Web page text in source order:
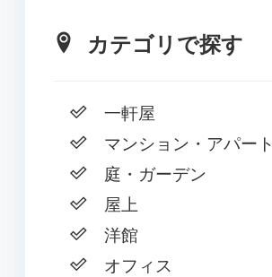
カテゴリで探す
一軒屋
マンション・アパート
庭・ガーデン
屋上
洋館
オフィス